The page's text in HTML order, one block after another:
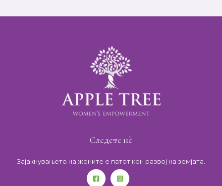
Следете нѐ
Зајакнувањето на жените е патот кон развој на земјата.